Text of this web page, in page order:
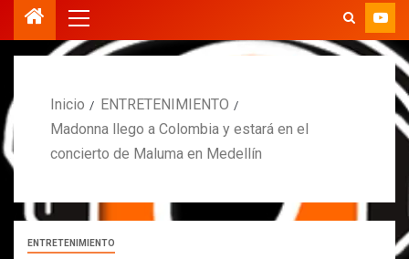
Inicio
ENTRETENIMIENTO
Madonna llego a Colombia y estará en el
concierto de Maluma en Medellín
ENTRETENIMIENTO